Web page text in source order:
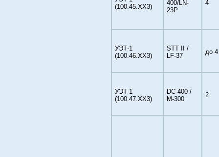
(100.45.ХХ3)
400/LN-
23P
4
УЭТ-1
(100.46.ХХ3)
STT II /
LF-37
до 4
УЭТ-1
(100.47.ХХ3)
DC-400 /
М-300
2